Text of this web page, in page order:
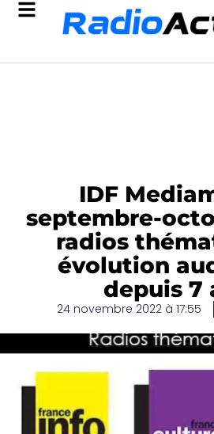
IDF
septembre-
radios
évolution
depuis 7
24 novembre 2022 à 17:55